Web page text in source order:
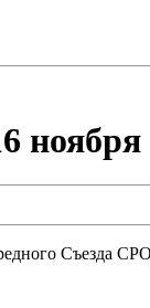
Съезда